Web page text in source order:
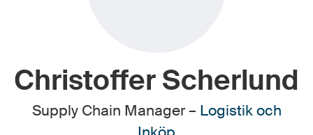
Christoffer Scherlund
Supply Chain Manager – Logistik och